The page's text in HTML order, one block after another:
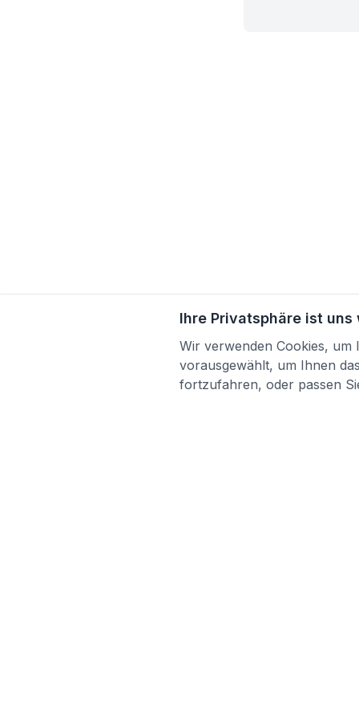
Ihre Privatsphäre ist uns
Wir verwenden Cookies,
vorausgewählt, um Ihnen
fortzufahren, oder passen